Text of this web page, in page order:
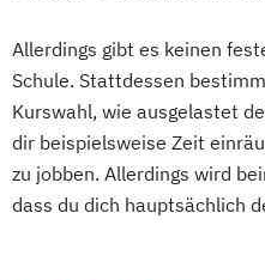
Allerdings gibt es keinen
Schule. Stattdessen
Kurswahl, wie ausgelastet
dir beispielsweise Zeit
zu jobben. Allerdings wird
dass du dich hauptsächlich